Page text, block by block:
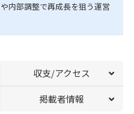
内部調整で再成長を狙う運営
収支/アクセス
掲載者情報